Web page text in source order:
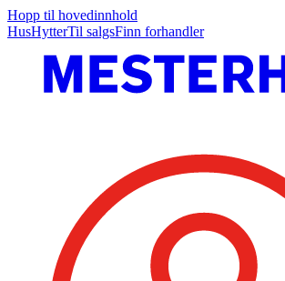
Hopp til hovedinnhold
HusHytterTil salgsFinn forhandler